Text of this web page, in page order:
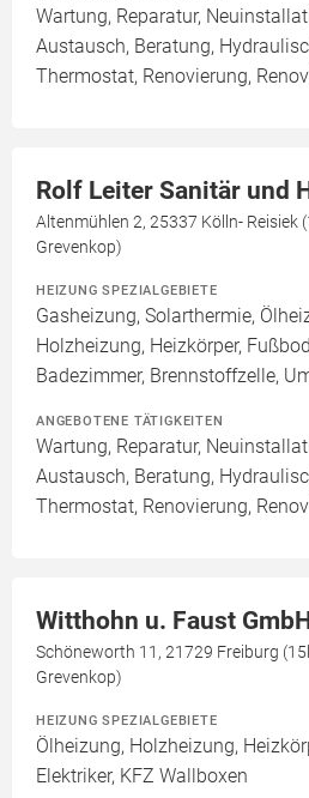
Wartung, Reparatur,
Austausch, Beratung,
Thermostat, Renovierung,
Rolf Leiter Sanitär und
Altenmühlen 2, 25337 Kölln- Reisiek
Grevenkop)
HEIZUNG SPEZIALGEBIETE
Gasheizung, Solarthermie,
Holzheizung, Heizkörper,
Badezimmer, Brennstoffzelle,
ANGEBOTENE TÄTIGKEITEN
Wartung, Reparatur,
Austausch, Beratung,
Thermostat, Renovierung,
Witthohn u. Faust
Schöneworth 11, 21729 Freiburg
Grevenkop)
HEIZUNG SPEZIALGEBIETE
Ölheizung, Holzheizung,
Elektriker, KFZ Wallboxen